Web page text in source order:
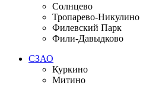
Солнцево
Тропарево-Никулино
Филевский Парк
Фили-Давыдково
СЗАО
Куркино
Митино